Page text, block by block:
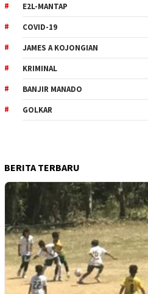
E2L-MANTAP
COVID-19
JAMES A KOJONGIAN
KRIMINAL
BANJIR MANADO
GOLKAR
BERITA TERBARU